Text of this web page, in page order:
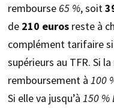
rembourse 65 %, soit
de 210 eurosreste à
complément tarifaire
supérieurs au TFR. Si
remboursement à 100
Si elle va jusqu’à 150 %